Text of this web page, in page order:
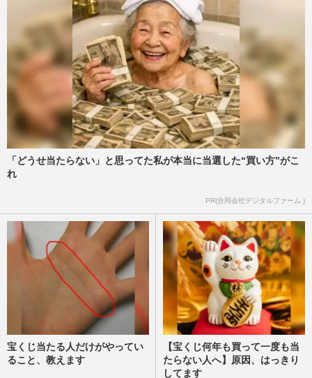
「どうせ当たらない」と思ってた私が本当に当選した“買い方”がこ
れ
PR(合同会社デジタルファーム )
宝くじ当たる人だけがやってい
ること、教えます
【宝くじ何年も買って一度も当
たらない人へ】原因、はっきり
してます